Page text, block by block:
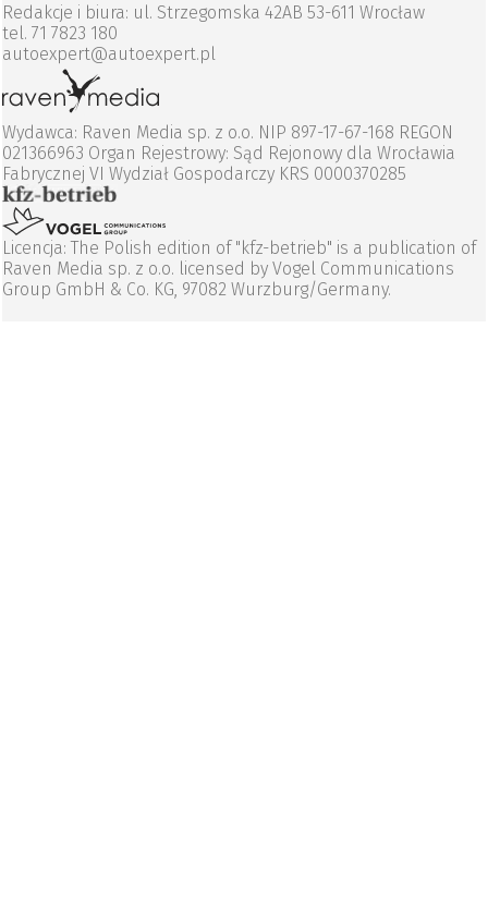
Redakcje i biura: ul. Strzegomska 42AB 53-611 Wrocław
tel. 71 7823 180
autoexpert@autoexpert.pl
Wydawca: Raven Media sp. z o.o. NIP 897-17-67-168 REGON
021366963 Organ Rejestrowy: Sąd Rejonowy dla Wrocławia
Fabrycznej VI Wydział Gospodarczy KRS 0000370285
Licencja: The Polish edition of "kfz-betrieb" is a publication of
Raven Media sp. z o.o. licensed by Vogel Communications
Group GmbH & Co. KG, 97082 Wurzburg/Germany.